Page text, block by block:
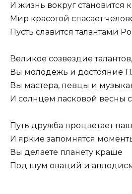
И жизнь вокруг становится
Мир красотой спасает
Пусть славится талантами
Великое созвездие талантов,
Вы молодежь и достояние
Вы мастера, певцы и
И солнцем ласковой весны
Путь дружба процветает
И яркие запомнятся
Вы делаете планету краше
Под шум оваций и